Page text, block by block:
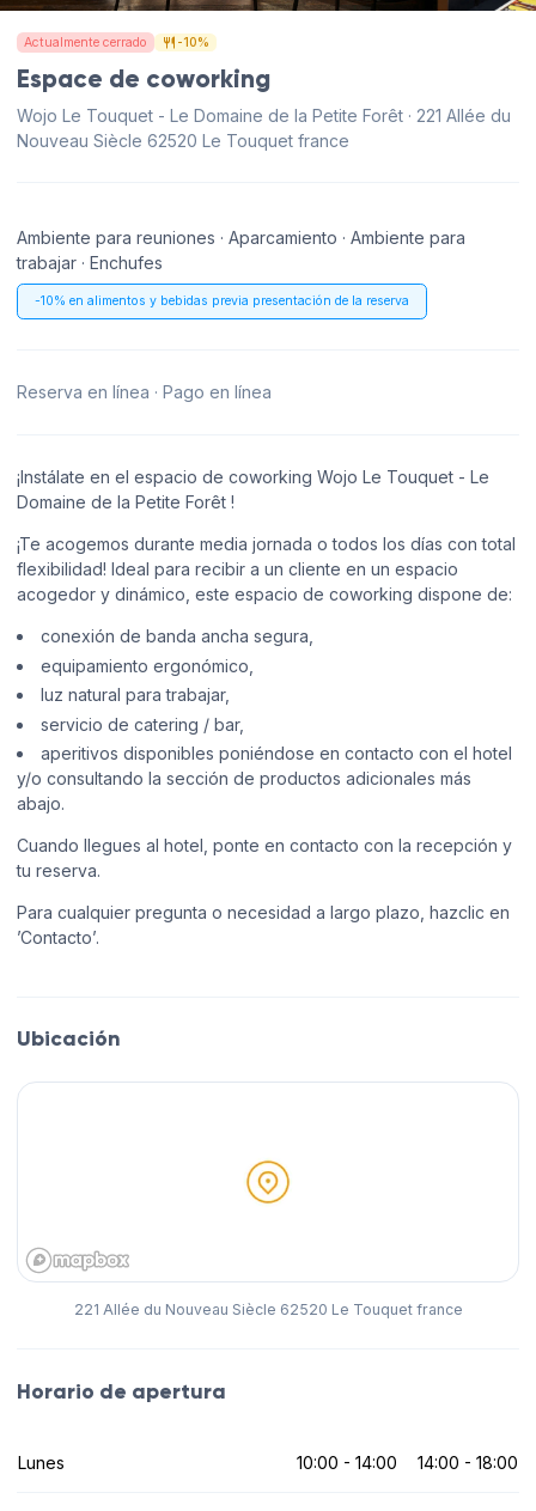
Actualmente cerrado -10%
Espace de coworking
Wojo Le Touquet - Le Domaine de la Petite Forêt · 221 Allée du
Nouveau Siècle 62520 Le Touquet france
Ambiente para reuniones · Aparcamiento · Ambiente para
trabajar · Enchufes
-10% en alimentos y bebidas previa presentación de la reserva
Reserva en línea · Pago en línea
¡Instálate en el espacio de coworking Wojo Le Touquet - Le
Domaine de la Petite Forêt !
¡Te acogemos durante media jornada o todos los días con total
flexibilidad! Ideal para recibir a un cliente en un espacio
acogedor y dinámico, este espacio de coworking dispone de:
conexión de banda ancha segura,
equipamiento ergonómico,
luz natural para trabajar,
servicio de catering / bar,
aperitivos disponibles poniéndose en contacto con el hotel
y/o consultando la sección de productos adicionales más
abajo.
Cuando llegues al hotel, ponte en contacto con la recepción y
tu reserva.
Para cualquier pregunta o necesidad a largo plazo, hazclic en
’Contacto’.
Ubicación
221 Allée du Nouveau Siècle 62520 Le Touquet france
Horario de apertura
Lunes 10:00 - 14:00 14:00 - 18:00